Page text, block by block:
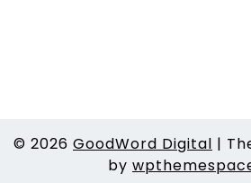
© 2026 GoodWord Digital |
by